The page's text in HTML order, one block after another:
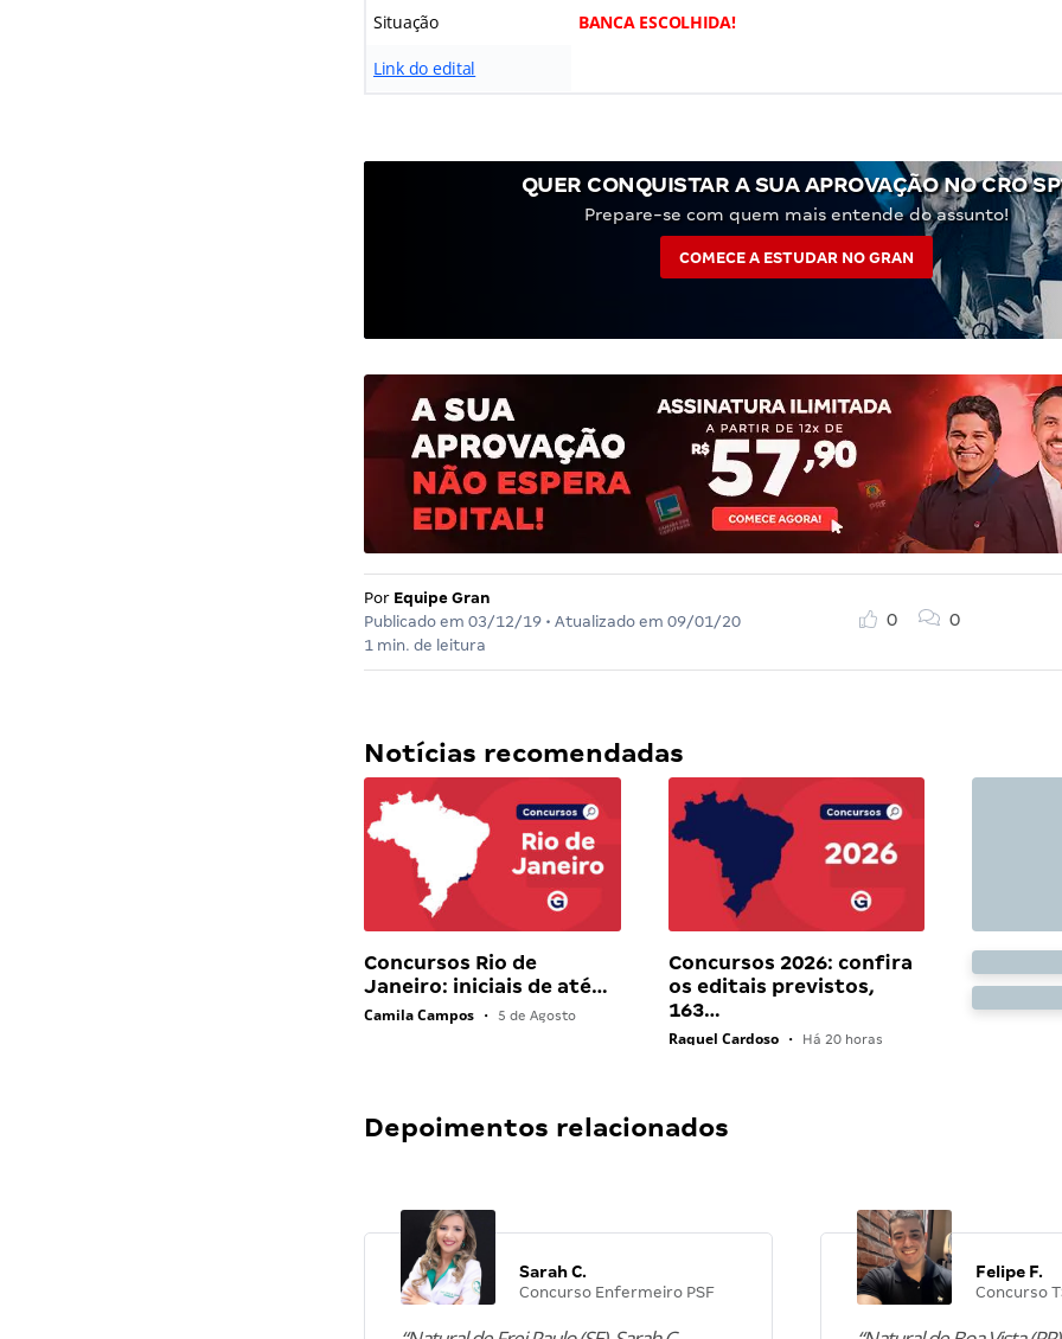
Situação BANCA ESCOLHIDA!
Link do edital
QUER CONQUISTAR A SUA APROVAÇÃO NO CRO
Prepare-se com quem mais entende do assunto!
COMECE A ESTUDAR NO GRAN
Por Equipe Gran
Publicado em 03/12/19• Atualizado em 09/01/20
1 min. de leitura
0 0
Notícias recomendadas
Concursos Rio de
Janeiro: iniciais de até…
Camila Campos • 5 de Agosto
Concursos 2026: confira
os editais previstos,
163…
Raquel Cardoso • Há 20 horas
Depoimentos relacionados
Sarah C.
Concurso Enfermeiro PSF
Felipe F.
Concurso